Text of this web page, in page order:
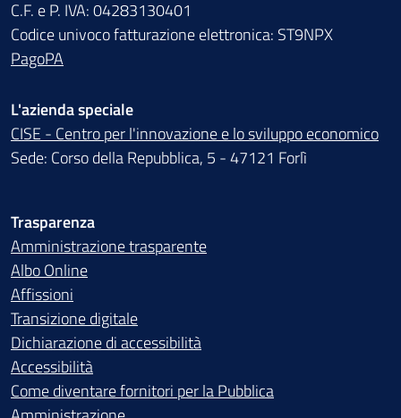
C.F. e P. IVA: 04283130401
Codice univoco fatturazione elettronica: ST9NPX
PagoPA
L'azienda speciale
CISE - Centro per l'innovazione e lo sviluppo economico
Sede: Corso della Repubblica, 5 - 47121 Forlì
Trasparenza
Amministrazione trasparente
Albo Online
Affissioni
Transizione digitale
Dichiarazione di accessibilità
Accessibilità
Come diventare fornitori per la Pubblica